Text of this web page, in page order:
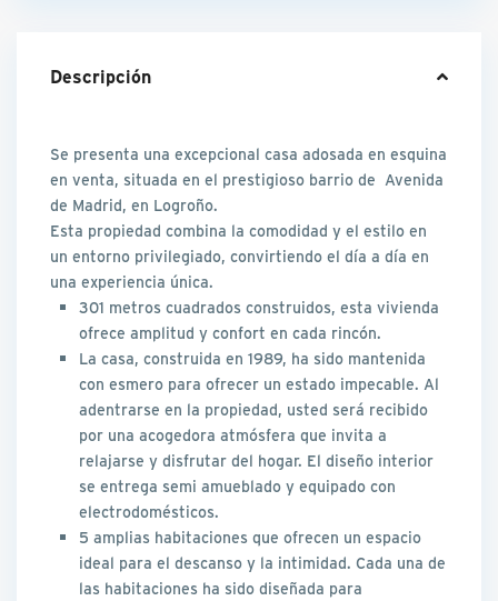
Descripción
Se presenta una excepcional casa adosada en esquina
en venta, situada en el prestigioso barrio de Avenida
de Madrid, en Logroño.
Esta propiedad combina la comodidad y el estilo en
un entorno privilegiado, convirtiendo el día a día en
una experiencia única.
301 metros cuadrados construidos, esta vivienda
ofrece amplitud y confort en cada rincón.
La casa, construida en 1989, ha sido mantenida
con esmero para ofrecer un estado impecable. Al
adentrarse en la propiedad, usted será recibido
por una acogedora atmósfera que invita a
relajarse y disfrutar del hogar. El diseño interior
se entrega semi amueblado y equipado con
electrodomésticos.
5 amplias habitaciones que ofrecen un espacio
ideal para el descanso y la intimidad. Cada una de
las habitaciones ha sido diseñada para